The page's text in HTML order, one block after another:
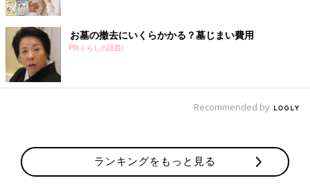
お墓の撤去にいくらかかる？墓じまい費用
PR(くらしの話題)
Recommended by
ランキングをもっと見る